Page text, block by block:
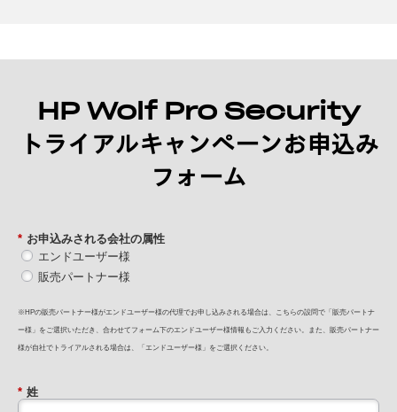
HP Wolf Pro Security
トライアルキャンペーンお申込み
フォーム
* お申込みされる会社の属性
エンドユーザー様
販売パートナー様
※HPの販売パートナー様がエンドユーザー様の代理でお申し込みされる場合は、こちらの設問で「販売パートナ
ー様」をご選択いただき、合わせてフォーム下のエンドユーザー様情報もご入力ください。また、販売パートナー
様が自社でトライアルされる場合は、「エンドユーザー様」をご選択ください。
* 姓